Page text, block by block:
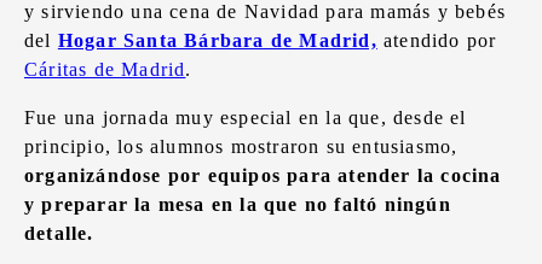
y sirviendo una cena de Navidad para mamás y bebés
del Hogar Santa Bárbara de Madrid, atendido por
Cáritas de Madrid.
Fue una jornada muy especial en la que, desde el
principio, los alumnos mostraron su entusiasmo,
organizándose por equipos para atender la cocina
y preparar la mesa en la que no faltó ningún
detalle.